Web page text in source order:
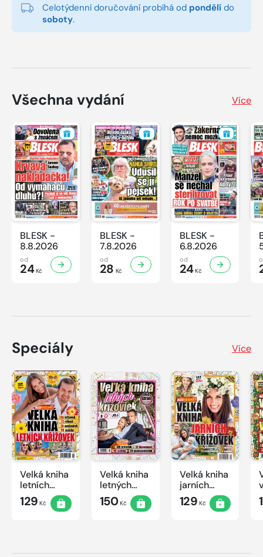
Celotýdenní doručování probíhá od pondělí do
soboty.
Všechna vydání Více
BLESK -
8.8.2026
od
24Kč
BLESK -
7.8.2026
od
28 Kč
BLESK -
6.8.2026
od
24Kč
Speciály Více
Velká kniha
letních
křížovek
2026
129 Kč
Velká kniha
letných
krížoviek s
TV JOJ
150Kč
Velká kniha
jarních
křížovek
2026
129 Kč